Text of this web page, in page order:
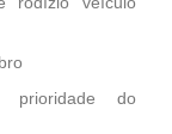
prioridade do